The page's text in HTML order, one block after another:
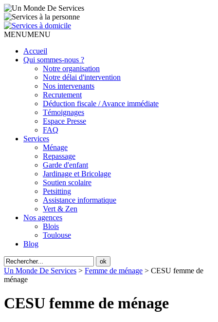
MENUMENU
Accueil
Qui sommes-nous ?
Notre organisation
Notre délai d'intervention
Nos intervenants
Recrutement
Déduction fiscale / Avance immédiate
Témoignages
Espace Presse
FAQ
Services
Ménage
Repassage
Garde d'enfant
Jardinage et Bricolage
Soutien scolaire
Petsitting
Assistance informatique
Vert & Zen
Nos agences
Blois
Toulouse
Blog
Un Monde De Services > Femme de ménage > CESU femme de
ménage
CESU femme de ménage